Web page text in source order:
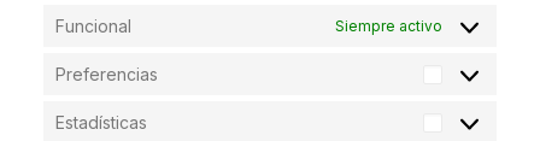
Funcional Siempre activo
Preferencias
Estadísticas Estadísticas